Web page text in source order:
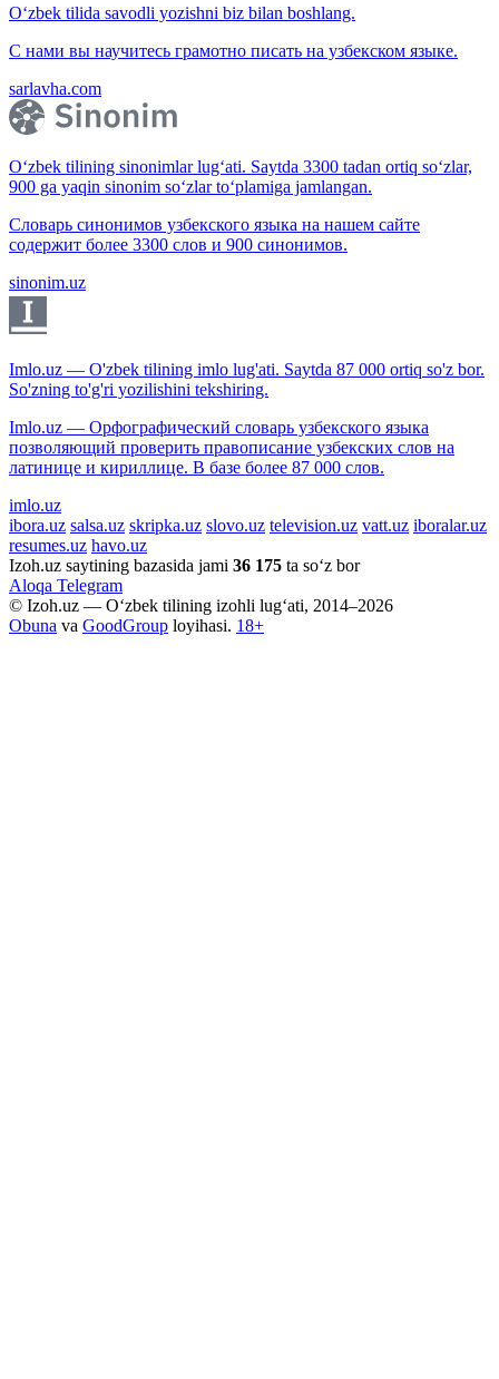
O‘zbek tilida savodli yozishni biz bilan boshlang.
С нами вы научитесь грамотно писать на узбекском языке.
sarlavha.com
O‘zbek tilining sinonimlar lug‘ati. Saytda 3300 tadan ortiq so‘zlar,
900 ga yaqin sinonim so‘zlar to‘plamiga jamlangan.
Словарь синонимов узбекского языка на нашем сайте
содержит более 3300 слов и 900 синонимов.
sinonim.uz
Imlo.uz — O'zbek tilining imlo lug'ati. Saytda 87 000 ortiq so'z bor.
So'zning to'g'ri yozilishini tekshiring.
Imlo.uz — Орфографический словарь узбекского языка
позволяющий проверить правописание узбекских слов на
латинице и кириллице. В базе более 87 000 слов.
imlo.uz
ibora.uz salsa.uz skripka.uz slovo.uz television.uz vatt.uz iboralar.uz
resumes.uz havo.uz
Izoh.uz saytining bazasida jami 36 175 ta so‘z bor
Aloqa Telegram
© Izoh.uz — O‘zbek tilining izohli lug‘ati, 2014–2026
Obuna va GoodGroup loyihasi. 18+